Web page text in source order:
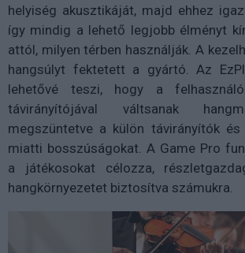
helyiség akusztikáját, majd ehhez
így mindig a lehető legjobb élményt
attól, milyen térben használják. A
hangsúlyt fektetett a gyártó. Az
lehetővé teszi, hogy a
távirányítójával váltsanak
megszüntetve a külön távirányítók és
miatti bosszúságokat. A Game Pro
a játékosokat célozza,
hangkörnyezetet biztosítva számukra.